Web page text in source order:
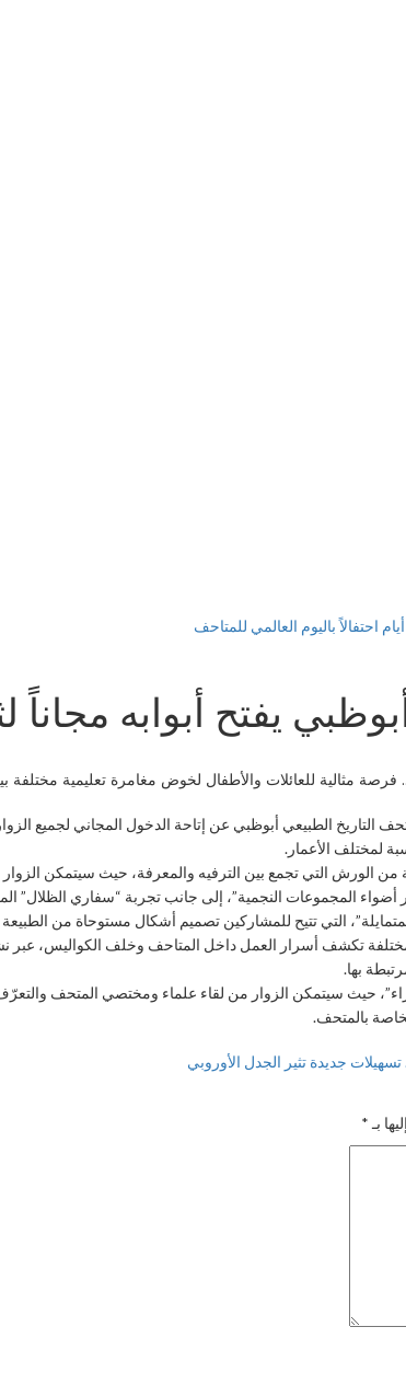
احتفالاً باليوم العالمي للمتاحف
يفتح أبوابه مجاناً
مثالية للعائلات والأطفال لخوض مغامرة تعليمية مختلفة
لمختلف الأعمار.
16 و17 مايو مجموعة من الورش التي تجمع بين الترفيه والمعرفة،
أضواء المجموعات النجمية”، إلى جانب تجربة “سفاري الظلال”
التي تتيح للمشاركين تصميم أشكال مستوحاة من
تجربة مختلفة تكشف أسرار العمل داخل المتاحف وخلف
بها.
حيث سيتمكن الزوار من لقاء علماء ومختصي المتحف
بالمتحف.
جديدة تثير الجدل الأوروبي
بـ *